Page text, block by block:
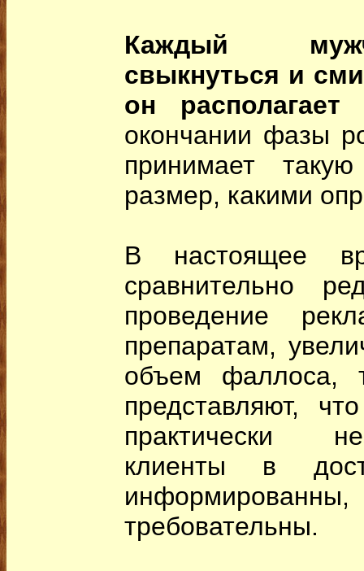
Каждый
свыкнуться и
он
окончании фазы
принимает
размер, какими
В настоящее
сравнительно
проведение
препаратам,
объем фаллоса,
представляют,
практически
клиенты в
требовательны.